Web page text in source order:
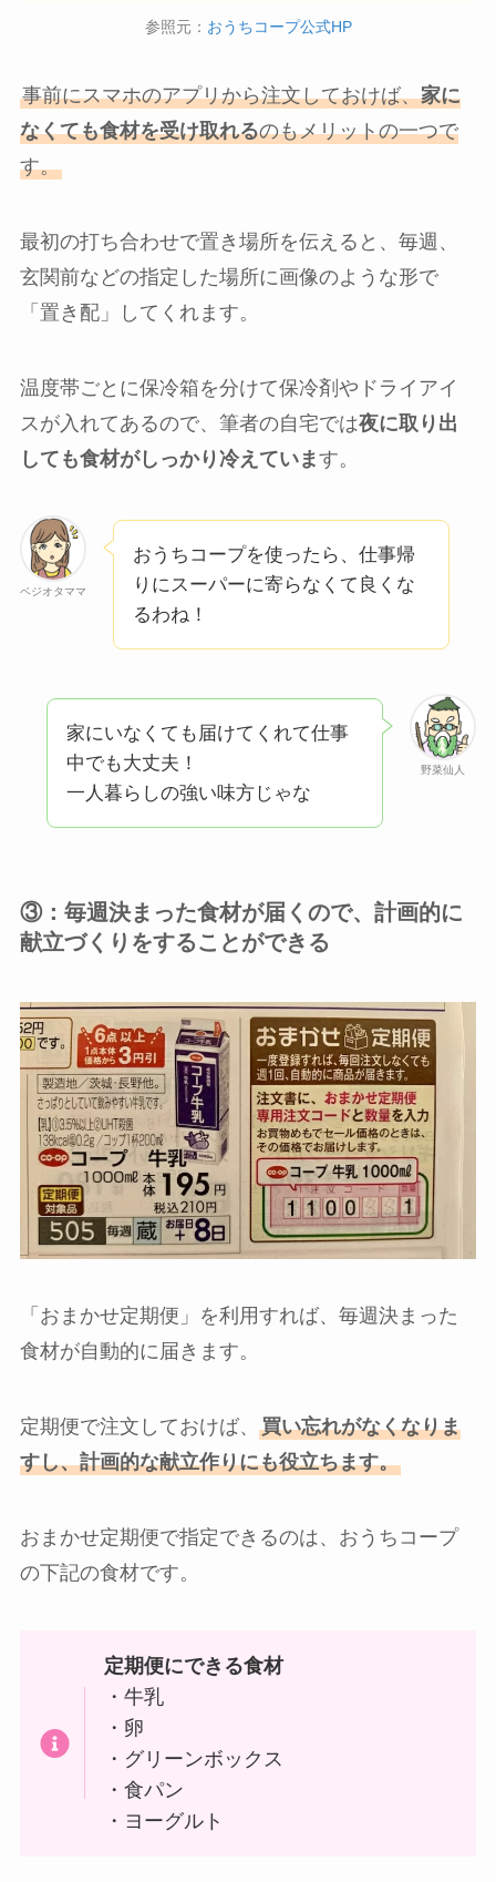
参照元： おうちコープ公式HP
事前にスマホのアプリから注文しておけば、家に
なくても食材を受け取れるのもメリットの一つで
す。
最初の打ち合わせで置き場所を伝えると、毎週、
玄関前などの指定した場所に画像のような形で
「置き配」してくれます。
温度帯ごとに保冷箱を分けて保冷剤やドライアイ
スが入れてあるので、筆者の自宅では夜に取り出
しても食材がしっかり冷えています。
ベジオタママ
おうちコープを使ったら、仕事帰
りにスーパーに寄らなくて良くな
るわね！
野菜仙人
家にいなくても届けてくれて仕事
中でも大丈夫！
一人暮らしの強い味方じゃな
③：毎週決まった食材が届くので、計画的に
献立づくりをすることができる
「おまかせ定期便」を利用すれば、毎週決まった
食材が自動的に届きます。
定期便で注文しておけば、 買い忘れがなくなりま
すし、計画的な献立作りにも役立ちます。
おまかせ定期便で指定できるのは、おうちコープ
の下記の食材です。
定期便にできる食材
・牛乳
・卵
・グリーンボックス
・食パン
・ヨーグルト